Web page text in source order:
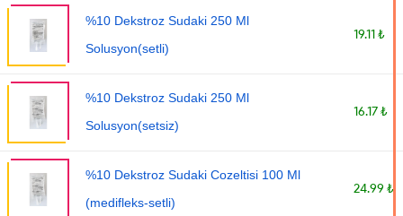
%10 Dekstroz Sudaki 250 Ml
Solusyon(setli)
19.11 ₺
%10 Dekstroz Sudaki 250 Ml
Solusyon(setsiz)
16.17 ₺
%10 Dekstroz Sudaki Cozeltisi 100 Ml
(medifleks-setli)
24.99 ₺